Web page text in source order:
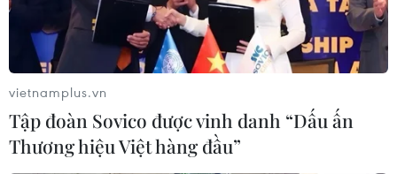
vietnamplus.vn
Tập đoàn Sovico được vinh danh “Dấu ấn
Thương hiệu Việt hàng đầu”